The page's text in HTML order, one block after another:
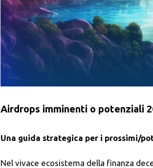
Airdrops imminenti o potenziali
Una guida strategica per i prossimi/
Nel vivace ecosistema della finanza